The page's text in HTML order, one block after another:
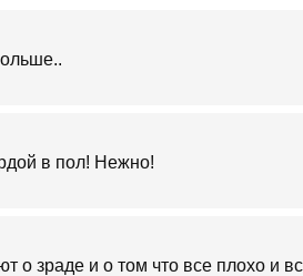
в пол! Нежно!
о зраде и о том что все плохо и